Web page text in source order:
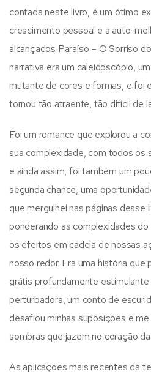
contada neste livro, é um ótimo
crescimento pessoal e a auto-
alcançados Paraíso – O Sorriso
narrativa era um caleidoscópio,
mutante de cores e formas, e foi
tornou tão atraente, tão difícil de
Foi um romance que explorou a
sua complexidade, com todos os
e ainda assim, foi também um
segunda chance, uma
que mergulhei nas páginas desse
ponderando as complexidades
os efeitos em cadeia de nossas
nosso redor. Era uma história
grátis profundamente
perturbadora, um conto de
desafiou minhas suposições e
sombras que jazem no coração
As aplicações mais recentes da